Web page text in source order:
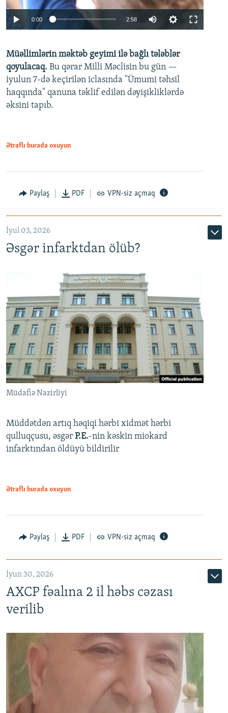
Auto 240p 360p 480p
720p 1080p
0:00 2:58
360p
480p
720p
Müəllimlərin məktəb geyimi ilə bağlı tələblər
qoyulacaq. Bu qərar Milli Məclisin bu gün —
iyulun 7-də keçirilən iclasında "Ümumi təhsil
haqqında" qanuna təklif edilən dəyişikliklərdə
əksini tapıb.
Ətraflı burada oxuyun
Paylaş PDF VPN-siz açmaq
İyul 03, 2026
Əsgər infarktdan ölüb?
Müdafiə Nazirliyi
Müddətdən artıq həqiqi hərbi xidmət hərbi
qulluqçusu, əsgər P.E.-nin kəskin miokard
infarktından öldüyü bildirilir
Ətraflı burada oxuyun
Paylaş PDF VPN-siz açmaq
İyun 30, 2026
AXCP fəalına 2 il həbs cəzası
verilib